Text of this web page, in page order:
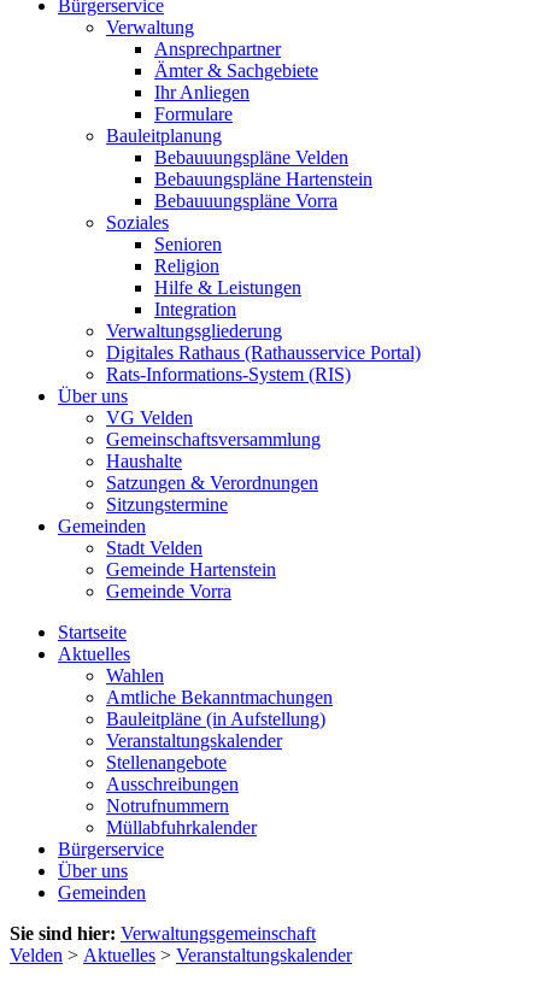
Bürgerservice
Verwaltung
Ansprechpartner
Ämter & Sachgebiete
Ihr Anliegen
Formulare
Bauleitplanung
Bebauuungspläne Velden
Bebauungspläne Hartenstein
Bebauuungspläne Vorra
Soziales
Senioren
Religion
Hilfe & Leistungen
Integration
Verwaltungsgliederung
Digitales Rathaus (Rathausservice Portal)
Rats-Informations-System (RIS)
Über uns
VG Velden
Gemeinschaftsversammlung
Haushalte
Satzungen & Verordnungen
Sitzungstermine
Gemeinden
Stadt Velden
Gemeinde Hartenstein
Gemeinde Vorra
Startseite
Aktuelles
Wahlen
Amtliche Bekanntmachungen
Bauleitpläne (in Aufstellung)
Veranstaltungskalender
Stellenangebote
Ausschreibungen
Notrufnummern
Müllabfuhrkalender
Bürgerservice
Über uns
Gemeinden
Sie sind hier: Verwaltungsgemeinschaft
Velden > Aktuelles > Veranstaltungskalender